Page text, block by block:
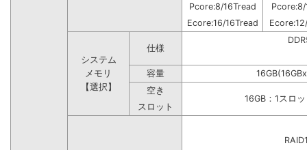
Pcore:8/16Tread
Ecore:16/16Tread
システム
メモリ
【選択】
仕様
容量
空き
16GB：1スロ
スロット